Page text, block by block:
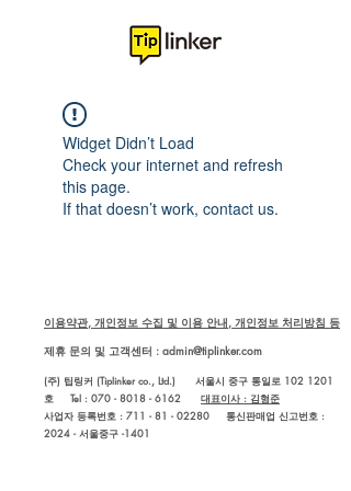
Widget Didn’t Load
Check your internet and refresh
this page.
If that doesn’t work, contact us.
이용약관, 개인정보 수집 및 이용 안내, 개인정보 처리방침 등
제휴 문의 및 고객센터 : admin@tiplinker.com
(주) 팁링커 (Tiplinker co., Ltd.) 서울시 중구 통일로 102 1201
호 Tel : 070 - 8018 - 6162 대표이사 : 김형준
사업자 등록번호 : 711 - 81 - 02280 통신판매업 신고번호 :
2024 - 서울중구 -1401